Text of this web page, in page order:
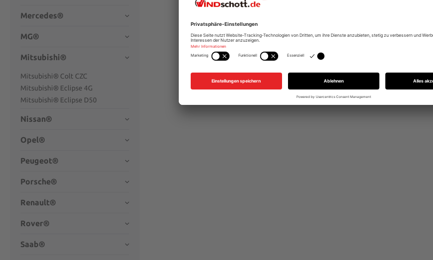
Mercedes®
MG®
Mitsubishi®
Mitsubishi® Colt CZC
Mitsubishi® Eclipse 4G
Mitsubishi® Eclipse D50
Nissan®
Opel®
Peugeot®
Porsche®
Renault®
Rover®
Saab®